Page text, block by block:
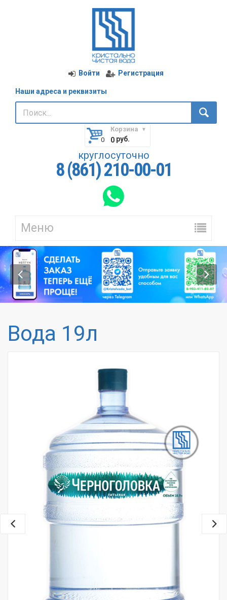
Войти Регистрация
Наши адреса и реквизиты
Корзина
0руб.
круглосуточно
8 (861) 210-00-01
Вода 19л